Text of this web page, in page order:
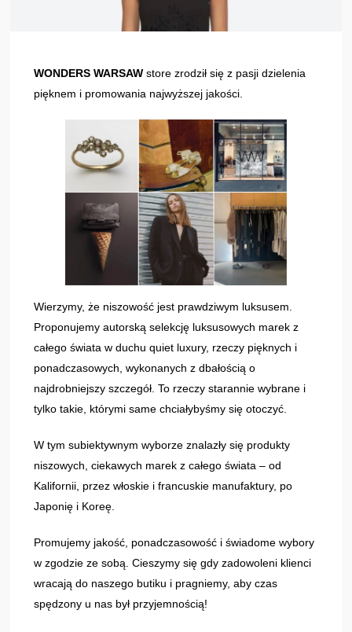
WONDERS WARSAW store zrodził się z pasji dzielenia
pięknem i promowania najwyższej jakości.
Wierzymy, że niszowość jest prawdziwym luksusem.
Proponujemy autorską selekcję luksusowych marek z
całego świata w duchu quiet luxury, rzeczy pięknych i
ponadczasowych, wykonanych z dbałością o
najdrobniejszy szczegół. To rzeczy starannie wybrane i
tylko takie, którymi same chciałybyśmy się otoczyć.
W tym subiektywnym wyborze znalazły się produkty
niszowych, ciekawych marek z całego świata – od
Kalifornii, przez włoskie i francuskie manufaktury, po
Japonię i Koreę.
Promujemy jakość, ponadczasowość i świadome wybory
w zgodzie ze sobą. Cieszymy się gdy zadowoleni klienci
wracają do naszego butiku i pragniemy, aby czas
spędzony u nas był przyjemnością!